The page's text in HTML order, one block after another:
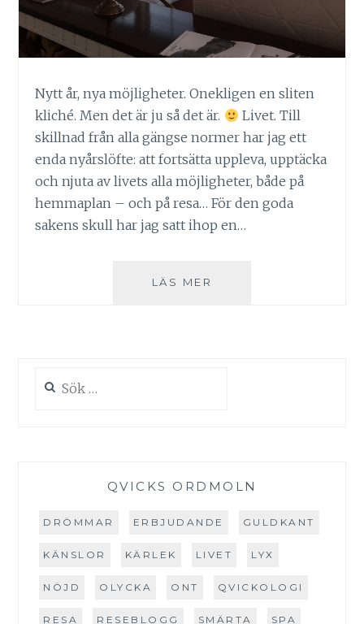
Nytt år, nya möjligheter. Onekligen en sliten
kliché. Men det är ju så det är.
Livet. Till
skillnad från alla gängse normer har jag ett
enda nyårslöfte: att fortsätta uppleva, upptäcka
och njuta av livets alla möjligheter, både på
hemmaplan – och på resa… För den goda
sakens skull har jag satt ihop en…
LÄS MER
efter:
QVICKS ORDMOLN
DRÖMMAR ERBJUDANDE GULDKANT
KÄNSLOR KÄRLEK LIVET LYX
NÖJD OLYCKA ONT QVICKOLOGI
RESA RESEBLOGG SMÄRTA SPA